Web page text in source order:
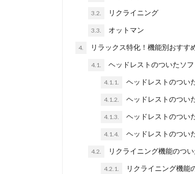
3.2. リクライニング
3.3. オットマン
4. リラックス特化！機能別おすす
4.1. ヘッドレストのついたソ
4.1.1. ヘッドレストのつい
4.1.2. ヘッドレストのつい
4.1.3. ヘッドレストのつい
4.1.4. ヘッドレストのつい
4.2. リクライニング機能のつ
4.2.1. リクライニング機